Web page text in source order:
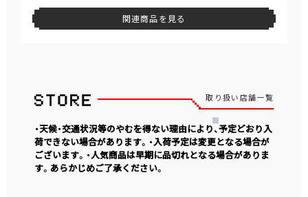
関連商品を見る
取り扱い店舗一覧
・天候・交通状況等のやむを得ない理由により、予定どおり入
荷できない場合があります。・入荷予定は変更となる場合が
ございます。・人気商品は早期に品切れとなる場合がありま
す。あらかじめご了承ください。